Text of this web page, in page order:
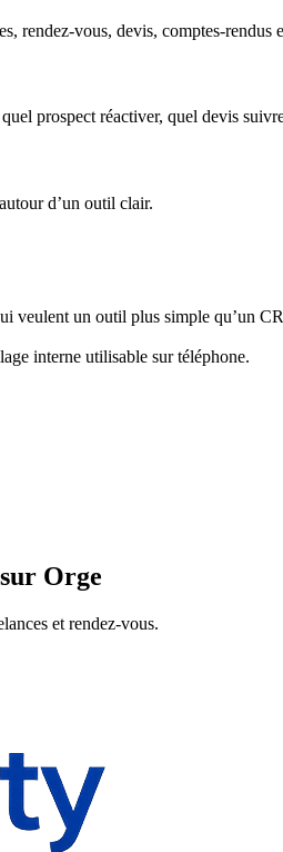
rendez-vous, devis, comptes-
prospect réactiver, quel devis
d’un outil clair.
veulent un outil plus simple qu’un
interne utilisable sur téléphone.
Orge
et rendez-vous.